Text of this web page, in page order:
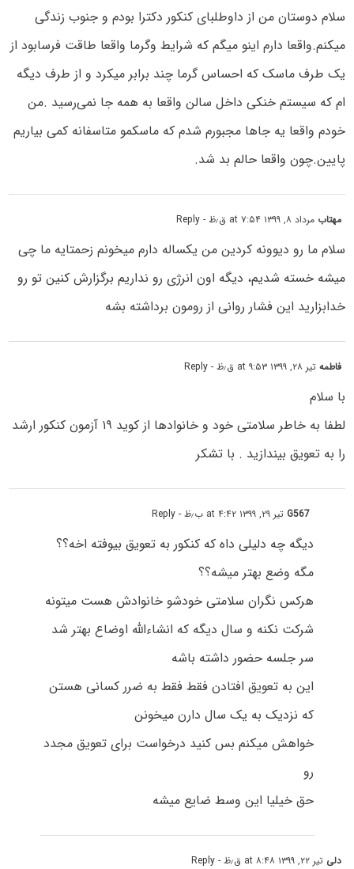
سلام دوستان من از داوطلبای کنکور دکترا بودم و جنوب زندگی
میکنم.واقعا دارم اینو میگم که شرایط وگرما واقعا طاقت فرسابود از
یک طرف ماسک که احساس گرما چند برابر میکرد و از طرف دیگه
ام که سیستم خنکی داخل سالن واقعا به همه جا نمی‌رسید .من
خودم واقعا یه جاها مجبورم شدم که ماسکمو متاسفانه کمی بیاریم
پایین.چون واقعا حالم بد شد.
مهتاب مرداد ۸, ۱۳۹۹ at ۷:۵۴ ق٫ظ - Reply
سلام ما رو دیوونه کردین من یکساله دارم میخونم زحمتایه ما چی
میشه خسته شدیم، دیگه اون انرژی رو نداریم برگزارش کنین تو رو
خدابزارید این فشار روانی از رومون برداشته بشه
فاطمهتیر ۲۸, ۱۳۹۹ at ۹:۵۳ ق٫ظ - Reply
با سلام
لطفا به خاطر سلامتی خود و خانوادها از کوید ۱۹ آزمون کنکور ارشد
را به تعویق بیندازید . با تشکر
G567 تیر ۲۹, ۱۳۹۹ at ۴:۴۲ ب٫ظ - Reply
دیگه چه دلیلی داه که کنکور به تعویق بیوفته اخه؟؟
مگه وضع بهتر میشه؟؟
هرکس نگران سلامتی خودشو خانوادش هست میتونه
شرکت نکنه و سال دیگه که انشاءالله اوضاع بهتر شد
سر جلسه حضور داشته باشه
این به تعویق افتادن فقط فقط به ضرر کسانی هستن
که نزدیک به یک سال دارن میخونن
خواهش میکنم بس کنید درخواست برای تعویق مجدد
رو
حق خیلیا این وسط ضایع میشه
دلی تیر ۲۲, ۱۳۹۹ at ۸:۴۸ ق٫ظ - Reply